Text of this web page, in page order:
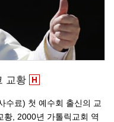
교황
수료) 첫 예수회 출신의 교
, 2000년 가톨릭교회 역